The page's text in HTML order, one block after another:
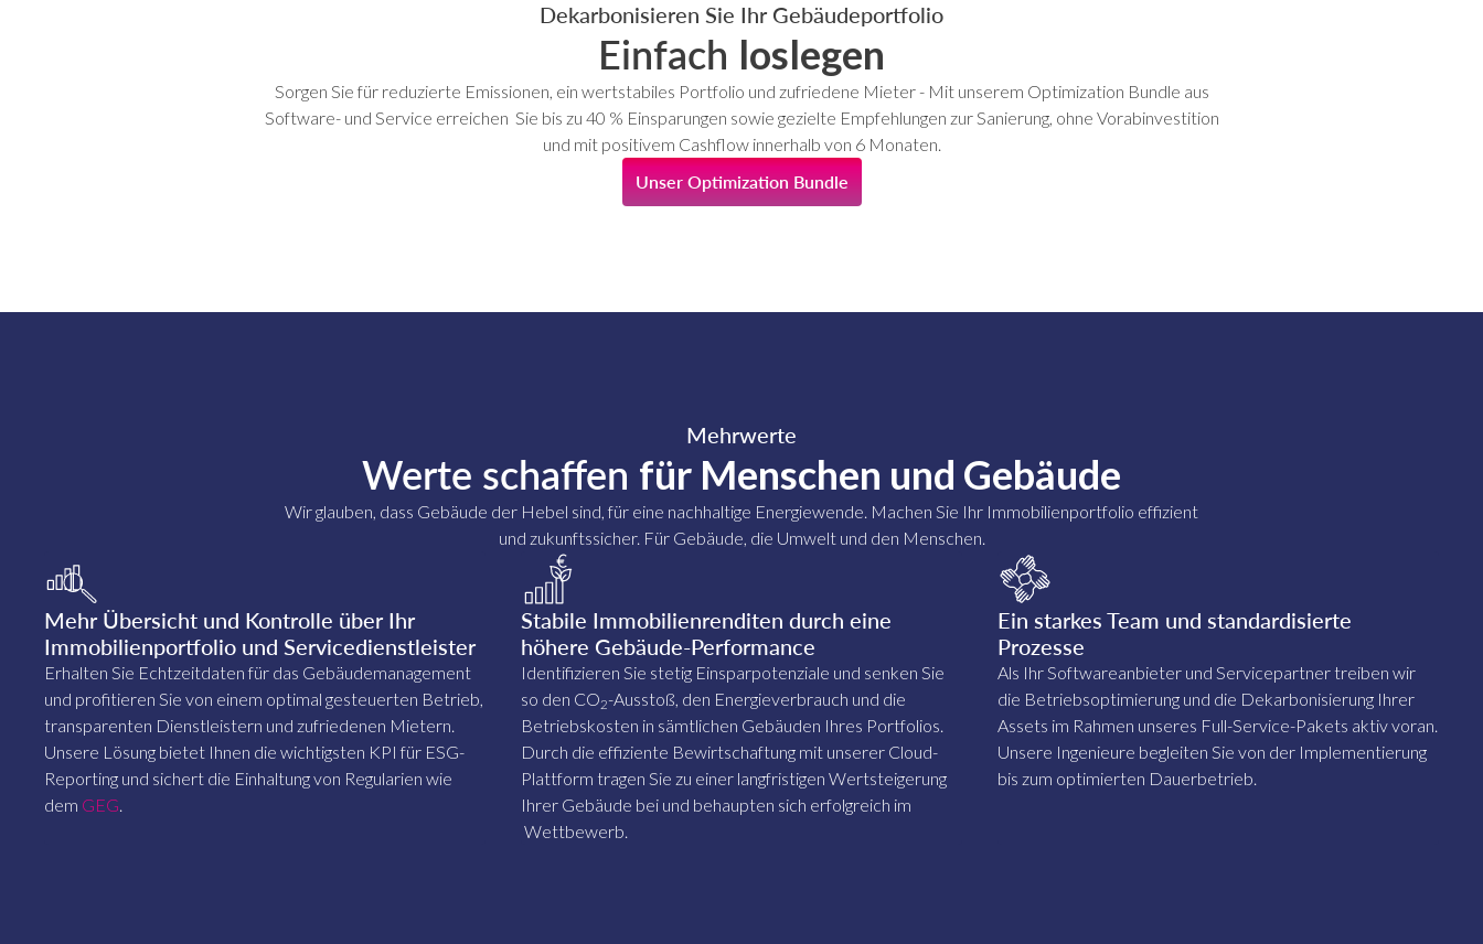
Dekarbonisieren Sie Ihr Gebäudeportfolio
Einfach loslegen
Sorgen Sie für reduzierte Emissionen, ein wertstabiles Portfolio und zufriedene Mieter - Mit unserem Optimization Bundle aus
Software- und Service erreichen Sie bis zu 40 % Einsparungen sowie gezielte Empfehlungen zur Sanierung, ohne Vorabinvestition
und mit positivem Cashflow innerhalb von 6 Monaten.
Unser Optimization Bundle
Mehrwerte
Werte schaffen für Menschen und Gebäude
Wir glauben, dass Gebäude der Hebel sind, für eine nachhaltige Energiewende. Machen Sie Ihr Immobilienportfolio effizient
und zukunftssicher. Für Gebäude, die Umwelt und den Menschen.
Mehr Übersicht und Kontrolle über Ihr
Immobilienportfolio und Servicedienstleister
Erhalten Sie Echtzeitdaten für das Gebäudemanagement
und profitieren Sie von einem optimal gesteuerten Betrieb,
transparenten Dienstleistern und zufriedenen Mietern.
Unsere Lösung bietet Ihnen die wichtigsten KPI für ESG-
Reporting und sichert die Einhaltung von Regularien wie
dem GEG.
Stabile Immobilienrenditen durch eine
höhere Gebäude-Performance
Identifizieren Sie stetig Einsparpotenziale und senken Sie
so den CO2-Ausstoß, den Energieverbrauch und die
Betriebskosten in sämtlichen Gebäuden Ihres Portfolios.
Durch die effiziente Bewirtschaftung mit unserer Cloud-
Plattform tragen Sie zu einer langfristigen Wertsteigerung
Ihrer Gebäude bei und behaupten sich erfolgreich im
Wettbewerb.
Ein starkes Team und standardisierte
Prozesse
Als Ihr Softwareanbieter und Servicepartner treiben wir
die Betriebsoptimierung und die Dekarbonisierung Ihrer
Assets im Rahmen unseres Full-Service-Pakets aktiv voran.
Unsere Ingenieure begleiten Sie von der Implementierung
bis zum optimierten Dauerbetrieb.